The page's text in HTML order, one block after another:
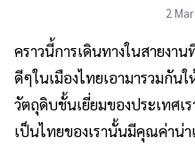
2
คราวนี้การเดินทางในสายงา
ดีๆในเมืองไทยเอามารวมกั
วัตถุดิบชั้นเยี่ยมของประเทศเ
เป็นไทยของเรานั้นมีคุณค่าน่า